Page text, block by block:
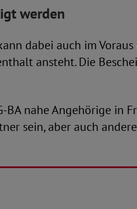
werden
dabei auch im
ansteht. Die
nahe Angehörige in
sein, aber auch